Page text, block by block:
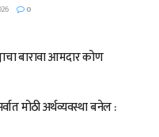
0
बारावा आमदार कोण
मोठी अर्थव्यवस्था बनेल :